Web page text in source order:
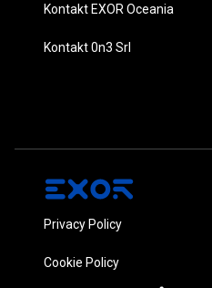
Kontakt EXOR Oceania
Kontakt 0n3 Srl
Privacy Policy
Cookie Policy